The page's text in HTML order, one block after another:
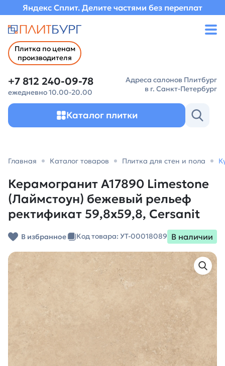
Яндекс Сплит. Делите частями без переплат
Плитка по ценам
производителя
+7 812 240-09-78
ежедневно 10.00-20.00
Адреса салонов Плитбург
в г. Санкт-Петербург
Каталог плитки
Главная Каталог товаров Плитка для стен и пола
Керамогранит A17890 Limestone
(Лаймстоун) бежевый рельеф
ректификат 59,8х59,8, Cersanit
В избранное Код товара: УТ-00018089 В наличии